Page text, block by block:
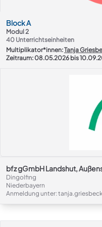
BlockA
Modul 2
40 Unterrichtseinheiten
Multiplikator*innen:Tanja
Zeitraum: 08.05.2026 bis
bfz gGmbH Landshut,
Dingolfing
Niederbayern
Anmeldung unter: